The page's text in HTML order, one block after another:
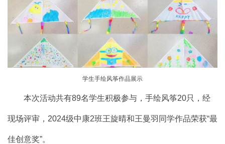
学生手绘风筝作品展示
本次活动共有89名学生积极参与，手绘风筝20只，经
现场评审，2024级中康2班王旋晴和王曼羽同学作品荣获“最
佳创意奖”。